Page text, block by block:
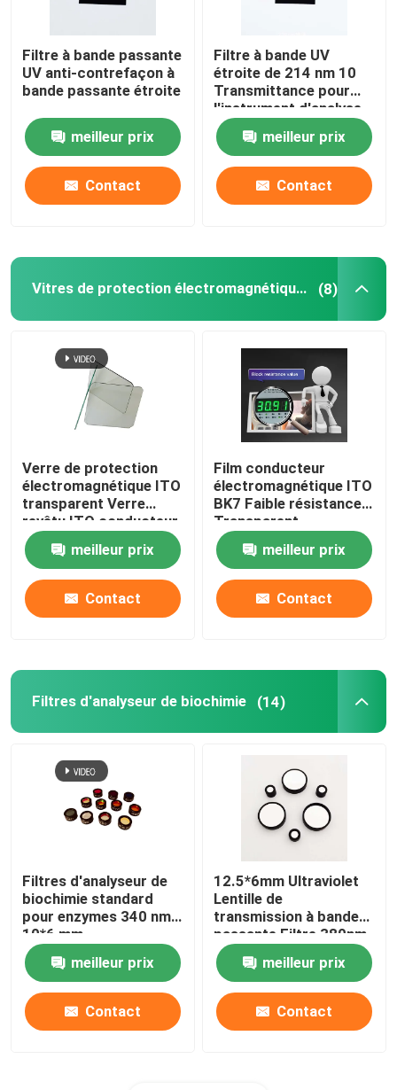
Filtre à bande passante
UV anti-contrefaçon à
bande passante étroite
meilleur prix
Contact
Filtre à bande UV
étroite de 214 nm 10
Transmittance pour
l'instrument d'analyse
meilleur prix
Contact
Vitres de protection électromagnétique ITO (8)
Verre de protection
électromagnétique ITO
transparent Verre
revêtu ITO conducteur
meilleur prix
Contact
Film conducteur
électromagnétique ITO
BK7 Faible résistance
Transparent
meilleur prix
Contact
Filtres d'analyseur de biochimie (14)
Filtres d'analyseur de
biochimie standard
pour enzymes 340 nm
10*6 mm
meilleur prix
Contact
12.5*6mm Ultraviolet
Lentille de
transmission à bande
passante Filtre 380nm
meilleur prix
Contact